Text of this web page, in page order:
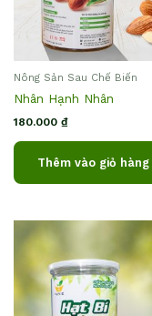
Nông Sản Sau Chế Biến
Nhân Hạnh Nhân
180.000 ₫
Thêm vào giỏ hàng